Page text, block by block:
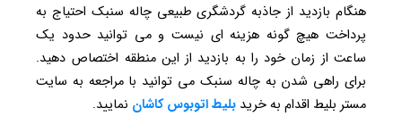
هنگام بازدید از جاذبه گردشگری طبیعی چاله سنبک احتیاج به
پرداخت هیچ گونه هزینه ای نیست و می توانید حدود یک
ساعت از زمان خود را به بازدید از این منطقه اختصاص دهید.
برای راهی شدن به چاله سنبک می توانید با مراجعه به سایت
مستر بلیط اقدام به خرید بلیط اتوبوس کاشان نمایید.